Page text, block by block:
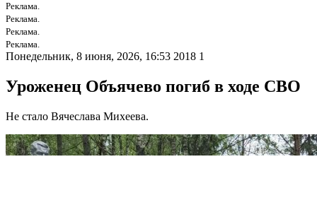
Реклама.
Реклама.
Реклама.
Реклама.
Понедельник, 8 июня, 2026, 16:53 2018 1
Уроженец Объячево погиб в ходе СВО
Не стало Вячеслава Михеева.